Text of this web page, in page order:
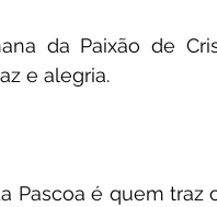
da Paixão de
e alegria.
Pascoa é quem traz